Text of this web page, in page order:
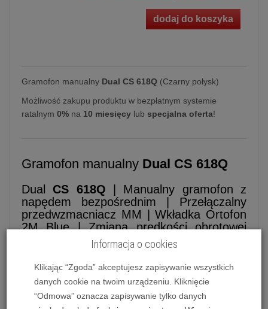
dodaj do koszyka
Gramofon manualny Dual CS 618Q (Czarny połysk)
Możliwość zakupu produktu w bezpłatnym systemie
ratalnym 0% na 10 miesięcy lub specjalna oferta!
Gramofon manualny Dual CS 618Q
Dual CS 618Q | Manualny gramofon z
napędem bezpośrednim | Przełączalny
przedwzmacniacz MM | Wkładka Ortofon
2M Blue | Zmiana prędkości obrotowej
33/45/78 RPM
przywraca blask legendarnym napędom
bezpośrednim, będącym synonimem trwałości i
Informacja o cookies
Klikając “Zgoda” akceptujesz zapisywanie wszystkich
danych cookie na twoim urządzeniu. Kliknięcie
“Odmowa” oznacza zapisywanie tylko danych